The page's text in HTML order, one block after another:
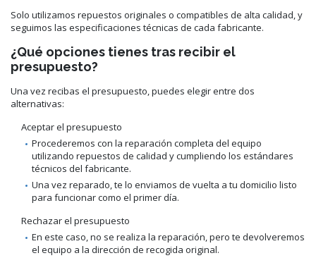
Solo utilizamos repuestos originales o compatibles de alta calidad, y
seguimos las especificaciones técnicas de cada fabricante.
¿Qué opciones tienes tras recibir el
presupuesto?
Una vez recibas el presupuesto, puedes elegir entre dos
alternativas:
Aceptar el presupuesto
Procederemos con la reparación completa del equipo
utilizando repuestos de calidad y cumpliendo los estándares
técnicos del fabricante.
Una vez reparado, te lo enviamos de vuelta a tu domicilio listo
para funcionar como el primer día.
Rechazar el presupuesto
En este caso, no se realiza la reparación, pero te devolveremos
el equipo a la dirección de recogida original.